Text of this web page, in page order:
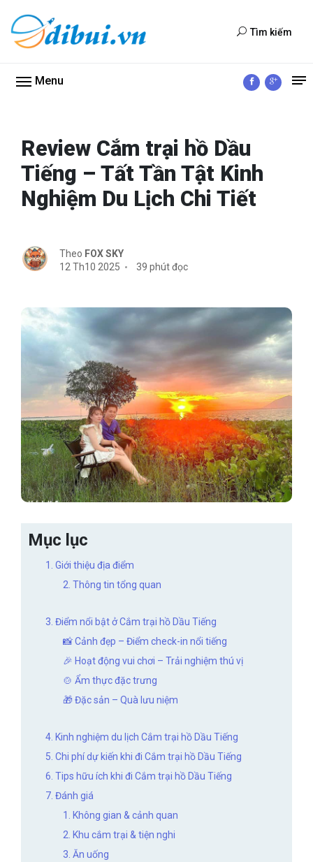
Tìm kiếm
Menu
Review Cắm trại hồ Dầu
Tiếng – Tất Tần Tật Kinh
Nghiệm Du Lịch Chi Tiết
Theo FOX SKY
12 Th10 2025
39 phút đọc
Mục lục
1. Giới thiệu địa điểm
2. Thông tin tổng quan
3. Điểm nổi bật ở Cắm trại hồ Dầu Tiếng
📸 Cảnh đẹp – Điểm check-in nổi tiếng
🎉 Hoạt động vui chơi – Trải nghiệm thú vị
🍲 Ẩm thực đặc trưng
🎁 Đặc sản – Quà lưu niệm
4. Kinh nghiệm du lịch Cắm trại hồ Dầu Tiếng
5. Chi phí dự kiến khi đi Cắm trại hồ Dầu Tiếng
6. Tips hữu ích khi đi Cắm trại hồ Dầu Tiếng
7. Đánh giá
1. Không gian & cảnh quan
2. Khu cắm trại & tiện nghi
3. Ăn uống